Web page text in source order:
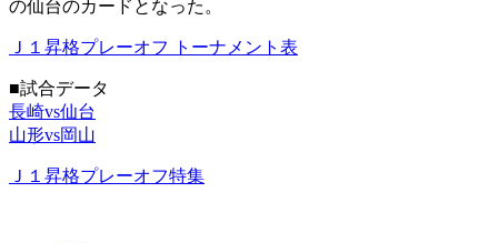
の仙台のカードとなった。
Ｊ１昇格プレーオフ トーナメント表
■試合データ
長崎vs仙台
山形vs岡山
Ｊ１昇格プレーオフ特集